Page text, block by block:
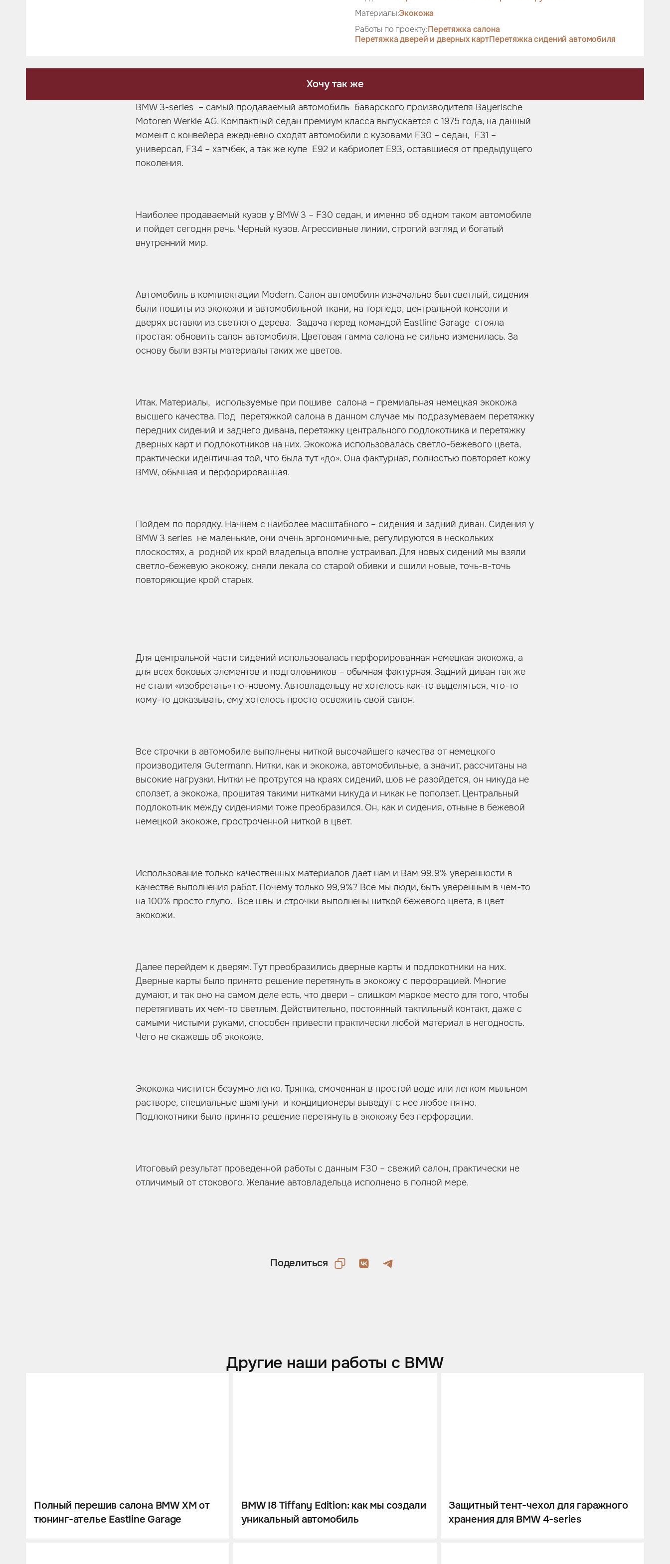
Материалы:Экокожа
Работы по проекту:Перетяжка салона
Перетяжка дверей и дверных картПеретяжка сидений автомобиля
Хочу так же
BMW 3-series – самый продаваемый автомобиль баварского производителя Bayerische
Motoren Werkle AG. Компактный седан премиум класса выпускается с 1975 года, на данный
момент с конвейера ежедневно сходят автомобили с кузовами F30 – седан, F31 –
универсал, F34 – хэтчбек, а так же купе E92 и кабриолет E93, оставшиеся от предыдущего
поколения.
Наиболее продаваемый кузов у BMW 3 – F30 седан, и именно об одном таком автомобиле
и пойдет сегодня речь. Черный кузов. Агрессивные линии, строгий взгляд и богатый
внутренний мир.
Автомобиль в комплектации Modern. Салон автомобиля изначально был светлый, сидения
были пошиты из экокожи и автомобильной ткани, на торпедо, центральной консоли и
дверях вставки из светлого дерева. Задача перед командой Eastline Garage стояла
простая: обновить салон автомобиля. Цветовая гамма салона не сильно изменилась. За
основу были взяты материалы таких же цветов.
Итак. Материалы, используемые при пошиве салона – премиальная немецкая экокожа
высшего качества. Под перетяжкой салона в данном случае мы подразумеваем перетяжку
передних сидений и заднего дивана, перетяжку центрального подлокотника и перетяжку
дверных карт и подлокотников на них. Экокожа использовалась светло-бежевого цвета,
практически идентичная той, что была тут «до». Она фактурная, полностью повторяет кожу
BMW, обычная и перфорированная.
Пойдем по порядку. Начнем с наиболее масштабного – сидения и задний диван. Сидения у
BMW 3 series не маленькие, они очень эргономичные, регулируются в нескольких
плоскостях, а родной их крой владельца вполне устраивал. Для новых сидений мы взяли
светло-бежевую экокожу, сняли лекала со старой обивки и сшили новые, точь-в-точь
повторяющие крой старых.
Для центральной части сидений использовалась перфорированная немецкая экокожа, а
для всех боковых элементов и подголовников – обычная фактурная. Задний диван так же
не стали «изобретать» по-новому. Автовладельцу не хотелось как-то выделяться, что-то
кому-то доказывать, ему хотелось просто освежить свой салон.
Все строчки в автомобиле выполнены ниткой высочайшего качества от немецкого
производителя Gutermann. Нитки, как и экокожа, автомобильные, а значит, рассчитаны на
высокие нагрузки. Нитки не протрутся на краях сидений, шов не разойдется, он никуда не
сползет, а экокожа, прошитая такими нитками никуда и никак не поползет. Центральный
подлокотник между сидениями тоже преобразился. Он, как и сидения, отныне в бежевой
немецкой экокоже, простроченной ниткой в цвет.
Использование только качественных материалов дает нам и Вам 99,9% уверенности в
качестве выполнения работ. Почему только 99,9%? Все мы люди, быть уверенным в чем-то
на 100% просто глупо. Все швы и строчки выполнены ниткой бежевого цвета, в цвет
экокожи.
Далее перейдем к дверям. Тут преобразились дверные карты и подлокотники на них.
Дверные карты было принято решение перетянуть в экокожу с перфорацией. Многие
думают, и так оно на самом деле есть, что двери – слишком маркое место для того, чтобы
перетягивать их чем-то светлым. Действительно, постоянный тактильный контакт, даже с
самыми чистыми руками, способен привести практически любой материал в негодность.
Чего не скажешь об экокоже.
Экокожа чистится безумно легко. Тряпка, смоченная в простой воде или легком мыльном
растворе, специальные шампуни и кондиционеры выведут с нее любое пятно.
Подлокотники было принято решение перетянуть в экокожу без перфорации.
Итоговый результат проведенной работы с данным F30 – свежий салон, практически не
отличимый от стокового. Желание автовладельца исполнено в полной мере.
Поделиться
Другие наши работы с BMW
Полный перешив салона BMW XM от
тюнинг-ателье Eastline Garage
BMW I8 Tiffany Edition: как мы создали
уникальный автомобиль
Защитный тент-чехол для гаражного
хранения для BMW 4-series